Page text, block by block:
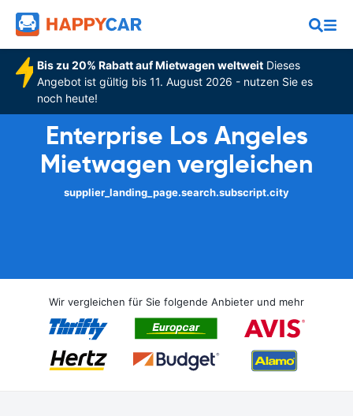
Bis zu 20% Rabatt auf Mietwagen weltweitDieses
Angebot ist gültig bis 11. August 2026 - nutzen Sie es
noch heute!
Enterprise Los Angeles
Mietwagen vergleichen
supplier_landing_page.search.subscript.city
Wir vergleichen für Sie folgende Anbieter und mehr